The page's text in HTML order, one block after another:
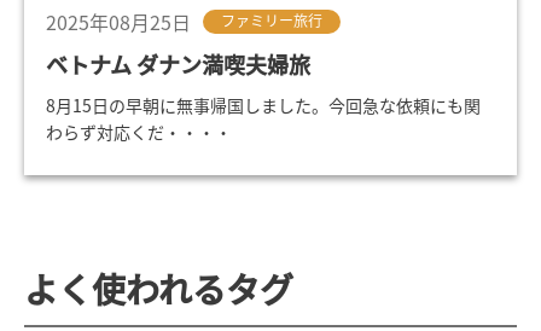
2025年08月25日 ファミリー旅行
ベトナム ダナン満喫夫婦旅
8月15日の早朝に無事帰国しました。今回急な依頼にも関
わらず対応くだ・・・・
よく使われるタグ